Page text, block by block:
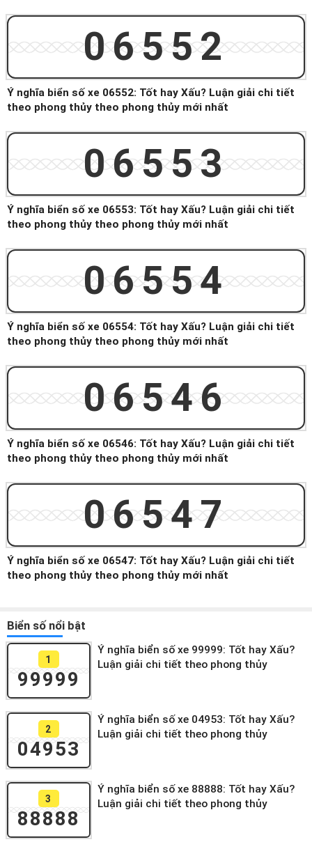
06552
Ý nghĩa biển số xe 06552: Tốt hay Xấu? Luận giải chi tiết
theo phong thủy theo phong thủy mới nhất
06553
Ý nghĩa biển số xe 06553: Tốt hay Xấu? Luận giải chi tiết
theo phong thủy theo phong thủy mới nhất
06554
Ý nghĩa biển số xe 06554: Tốt hay Xấu? Luận giải chi tiết
theo phong thủy theo phong thủy mới nhất
06546
Ý nghĩa biển số xe 06546: Tốt hay Xấu? Luận giải chi tiết
theo phong thủy theo phong thủy mới nhất
06547
Ý nghĩa biển số xe 06547: Tốt hay Xấu? Luận giải chi tiết
theo phong thủy theo phong thủy mới nhất
Biển số nổi bật
1
99999
Ý nghĩa biển số xe 99999: Tốt hay Xấu?
Luận giải chi tiết theo phong thủy
2
04953
Ý nghĩa biển số xe 04953: Tốt hay Xấu?
Luận giải chi tiết theo phong thủy
3
88888
Ý nghĩa biển số xe 88888: Tốt hay Xấu?
Luận giải chi tiết theo phong thủy